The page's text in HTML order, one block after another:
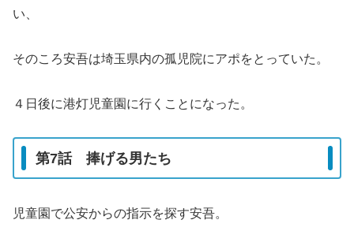
い、
そのころ安吾は埼玉県内の孤児院にアポをとっていた。
４日後に港灯児童園に行くことになった。
第7話 捧げる男たち
児童園で公安からの指示を探す安吾。